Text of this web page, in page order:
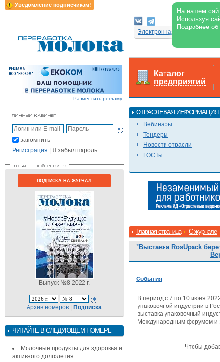
Уведомление подписчикам!
На нашем
Используя
Подробнее
Электронная версия
Разместить рекламу
запомнить
Регистрация | Я забыл пароль
ПОДПИСКА НА ЖУРНАЛ
Выпуск №8 2022 г.
Архив номеров |Подписка
ЧИТАЙТЕ В СЛЕДУЮЩЕМ НОМЕРЕ
Молочные продукты для здоровья и
активного долголетия
Каталог
предприятий
ОТРАСЛЕВАЯ ИНФОРМАЦИЯ
Вебинары
Тендеры
Новости отрасли
ГОСТы
Главная страница О журнале
"Выставка RosUpack
События
В период с 7 по 10 июня
упаковочной индустрии в
выставка упаковочный
Международным форумом и
Чтобы